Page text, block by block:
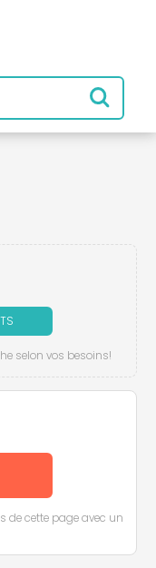
selon vos besoins!
de cette page avec un